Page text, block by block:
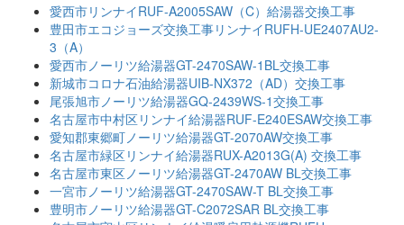
愛西市リンナイRUF-A2005SAW（C）給湯器交換工事
豊田市エコジョーズ交換工事リンナイRUFH-UE2407AU2-
3（A）
愛西市ノーリツ給湯器GT-2470SAW-1BL交換工事
新城市コロナ石油給湯器UIB-NX372（AD）交換工事
尾張旭市ノーリツ給湯器GQ-2439WS-1交換工事
名古屋市中村区リンナイ給湯器RUF-E240ESAW交換工事
愛知郡東郷町ノーリツ給湯器GT-2070AW交換工事
名古屋市緑区リンナイ給湯器RUX-A2013G(A) 交換工事
名古屋市東区ノーリツ給湯器GT-2470AW BL交換工事
一宮市ノーリツ給湯器GT-2470SAW-T BL交換工事
豊明市ノーリツ給湯器GT-C2072SAR BL交換工事